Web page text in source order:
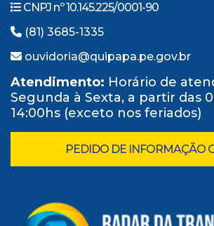
CNPJ nº 10.145.225/0001-90
(81) 3685-1335
ouvidoria@quipapa.pe.gov.br
Atendimento: Horário de
Segunda à Sexta, a partir das
14:00hs (exceto nos feriados)
PEDIDO DE INFORMAÇÃO